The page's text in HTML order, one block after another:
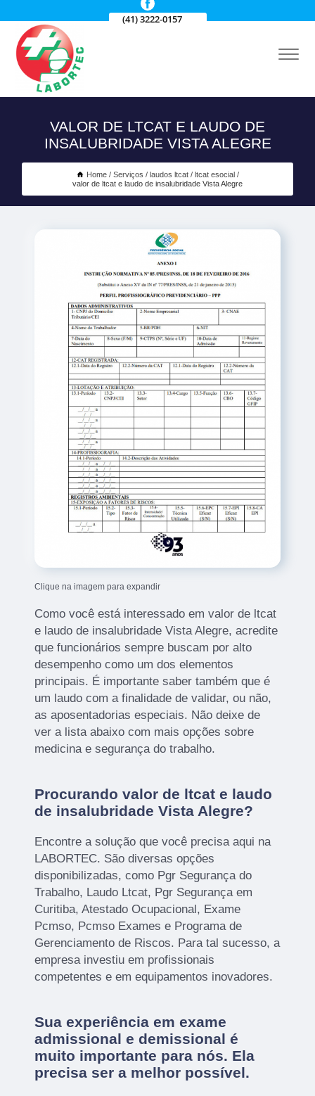
(41) 3222-0157
VALOR DE LTCAT E LAUDO DE
INSALUBRIDADE VISTA ALEGRE
Home Serviços laudos ltcat
ltcat esocial
valor de ltcat e laudo de insalubridade Vista Alegre
Clique na imagem para expandir
Como você está interessado em valor de ltcat
e laudo de insalubridade Vista Alegre, acredite
que funcionários sempre buscam por alto
desempenho como um dos elementos
principais. É importante saber também que é
um laudo com a finalidade de validar, ou não,
as aposentadorias especiais. Não deixe de
ver a lista abaixo com mais opções sobre
medicina e segurança do trabalho.
Procurando valor de ltcat e laudo
de insalubridade Vista Alegre?
Encontre a solução que você precisa aqui na
LABORTEC. São diversas opções
disponibilizadas, como Pgr Segurança do
Trabalho, Laudo Ltcat, Pgr Segurança em
Curitiba, Atestado Ocupacional, Exame
Pcmso, Pcmso Exames e Programa de
Gerenciamento de Riscos. Para tal sucesso, a
empresa investiu em profissionais
competentes e em equipamentos inovadores.
Sua experiência em exame
admissional e demissional é
muito importante para nós. Ela
precisa ser a melhor possível.